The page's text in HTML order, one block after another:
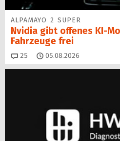
ALPAMAYO 2 SUPER
Nvidia gibt offenes KI-
Fahrzeuge frei
25 Kommentare
05.08.2026